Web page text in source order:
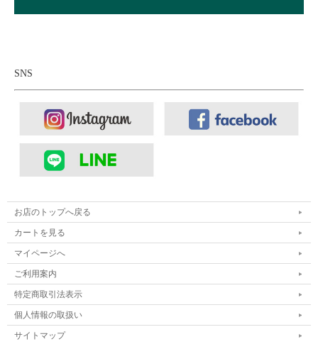
■ボトムス：OMNIGOD オムニゴッド 10ozデニム 5Pイージー
デニムパンツ
■シューズ：MOISTHROUGH360 モイスルー360 Bettaku
SNS
お店のトップへ戻る
カートを見る
マイページへ
ご利用案内
特定商取引法表示
個人情報の取扱い
サイトマップ